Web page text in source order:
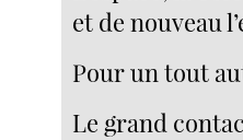
et de nouveau
Pour un tout
Le grand